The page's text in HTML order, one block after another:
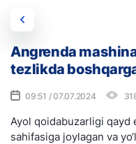
Angrenda
tezlikda
09:51 / 07.07.2024
Ayol qoidabuzarligi qayd
sahifasiga joylagan va